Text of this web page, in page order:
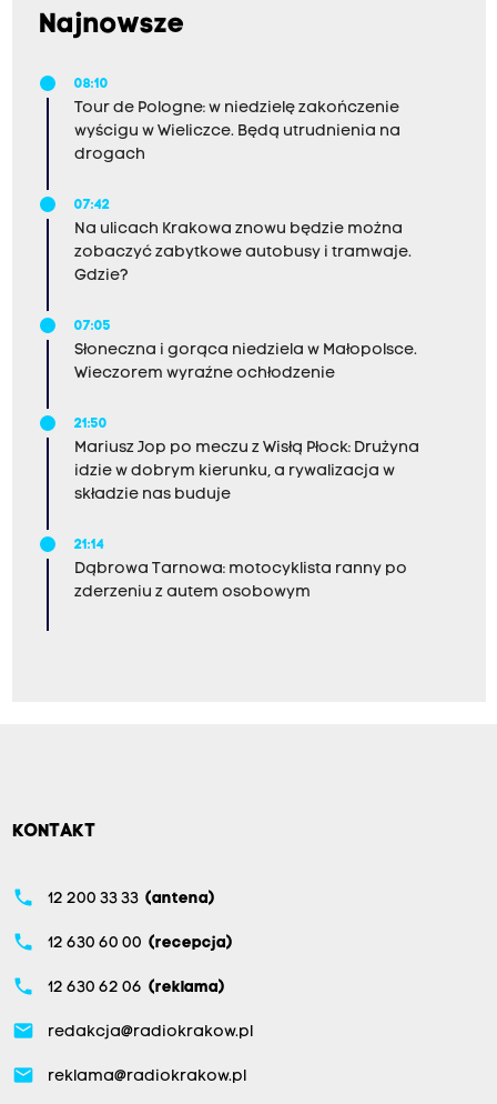
Najnowsze
08:10
Tour de Pologne: w niedzielę zakończenie
wyścigu w Wieliczce. Będą utrudnienia na
drogach
07:42
Na ulicach Krakowa znowu będzie można
zobaczyć zabytkowe autobusy i tramwaje.
Gdzie?
07:05
Słoneczna i gorąca niedziela w Małopolsce.
Wieczorem wyraźne ochłodzenie
21:50
Mariusz Jop po meczu z Wisłą Płock: Drużyna
idzie w dobrym kierunku, a rywalizacja w
składzie nas buduje
21:14
Dąbrowa Tarnowa: motocyklista ranny po
zderzeniu z autem osobowym
KONTAKT
phone 12 200 33 33 (antena)
phone 12 630 60 00 (recepcja)
phone 12 630 62 06 (reklama)
email redakcja@radiokrakow.pl
email reklama@radiokrakow.pl